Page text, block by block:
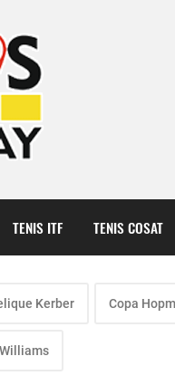
TENIS ITF TENIS COSAT
Kerber Copa